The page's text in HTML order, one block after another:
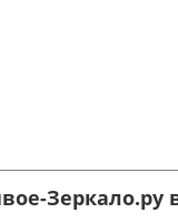
Зеркало.ру